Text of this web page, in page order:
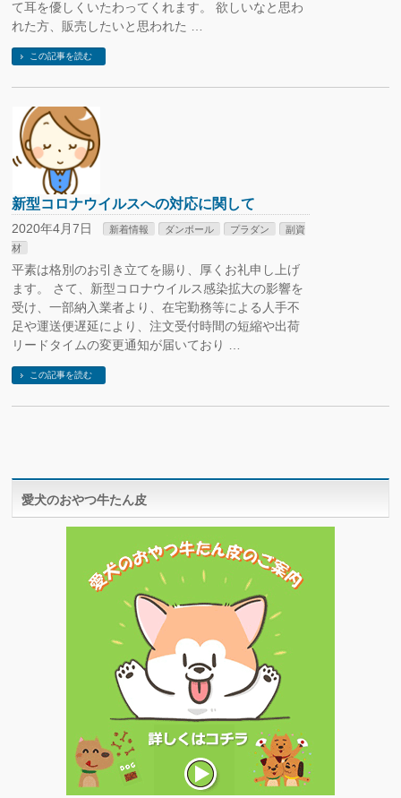
て耳を優しくいたわってくれます。 欲しいなと思わ
れた方、販売したいと思われた …
この記事を読む
新型コロナウイルスへの対応に関して
2020年4月7日 新着情報 ダンボール プラダン
副資
材
平素は格別のお引き立てを賜り、厚くお礼申し上げ
ます。 さて、新型コロナウイルス感染拡大の影響を
受け、一部納入業者より、在宅勤務等による人手不
足や運送便遅延により、注文受付時間の短縮や出荷
リードタイムの変更通知が届いており …
この記事を読む
愛犬のおやつ牛たん皮